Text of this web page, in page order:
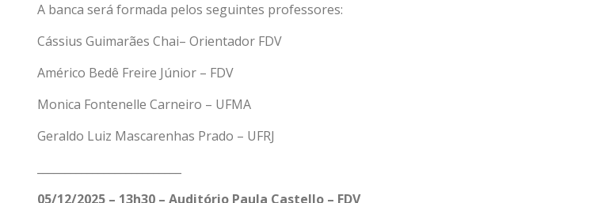
A banca será formada pelos seguintes professores:
Cássius Guimarães Chai– Orientador FDV
Américo Bedê Freire Júnior – FDV
Monica Fontenelle Carneiro – UFMA
Geraldo Luiz Mascarenhas Prado – UFRJ
05/12/2025 – 13h30 – Auditório Paula Castello – FDV